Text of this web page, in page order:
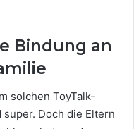
Bindung an
solchen ToyTalk-
Doch die Eltern